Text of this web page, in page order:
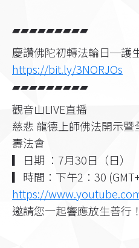
▰▰▰▰▰▰▰▰▰
慶讚佛陀初轉法輪日─護
https://bit.ly/3NORJOs
▰▰▰▰▰▰▰▰▰
觀音山LIVE直播
慈悲 龍德上師佛法開示
壽法會
▎日期 ：7月30日（日）
▎時間：下午2：30
https://
邀請您一起響應放生善行！